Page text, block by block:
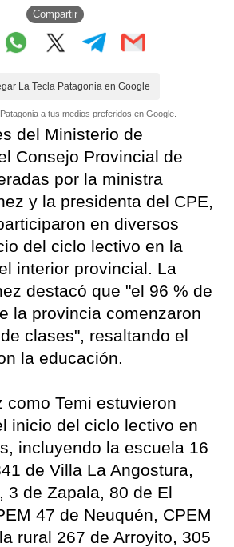
Compartir
La Tecla Patagonia en Google
a tus medios preferidos en Google.
del Ministerio de
Consejo Provincial de
por la ministra
y la presidenta del CPE,
en diversos
del ciclo lectivo en la
interior provincial. La
destacó que "el 96 % de
la provincia comenzaron
clases", resaltando el
la educación.
como Temi estuvieron
inicio del ciclo lectivo en
incluyendo la escuela 16
de Villa La Angostura,
3 de Zapala, 80 de El
47 de Neuquén, CPEM
rural 267 de Arroyito, 305